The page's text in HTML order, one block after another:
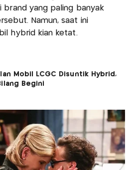
brand yang paling banyak
Namun, saat ini
hybrid kian ketat.
Mobil LCGC Disuntik Hybrid,
Begini